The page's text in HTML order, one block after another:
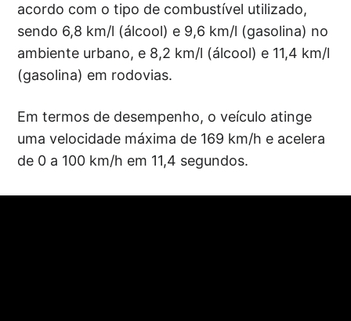
acordo com o tipo de combustível utilizado,
sendo 6,8 km/l (álcool) e 9,6 km/l (gasolina) no
ambiente urbano, e 8,2 km/l (álcool) e 11,4 km/l
(gasolina) em rodovias.
Em termos de desempenho, o veículo atinge
uma velocidade máxima de 169 km/h e acelera
de 0 a 100 km/h em 11,4 segundos.